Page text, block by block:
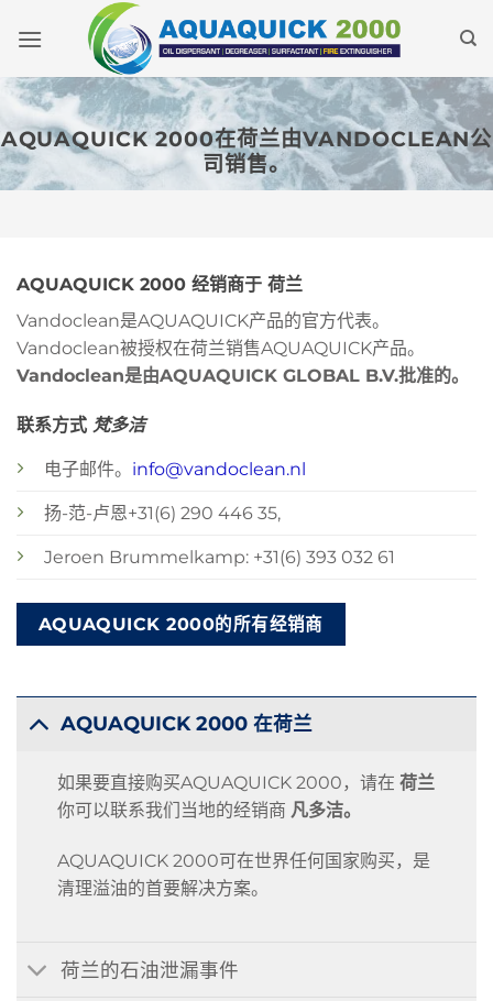
容
AQUAQUICK 2000在荷兰由VANDOCLEAN公
司销售。
AQUAQUICK 2000 经销商于 荷兰
Vandoclean是AQUAQUICK产品的官方代表。
Vandoclean被授权在荷兰销售AQUAQUICK产品。
Vandoclean是由AQUAQUICK GLOBAL B.V.批准的。
联系方式 梵多洁
电子邮件。 info@vandoclean.nl
扬-范-卢恩+31(6) 290 446 35,
Jeroen Brummelkamp: +31(6) 393 032 61
AQUAQUICK 2000的所有经销商
AQUAQUICK 2000 在荷兰
如果要直接购买AQUAQUICK 2000，请在 荷兰
你可以联系我们当地的经销商 凡多洁。
AQUAQUICK 2000可在世界任何国家购买，是
清理溢油的首要解决方案。
荷兰的石油泄漏事件